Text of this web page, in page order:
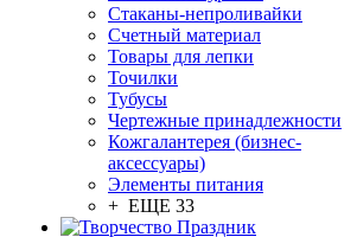
Стаканы-непроливайки
Счетный материал
Товары для лепки
Точилки
Тубусы
Чертежные принадлежности
Кожгалантерея (бизнес-
аксессуары)
Элементы питания
+ ЕЩЕ 33